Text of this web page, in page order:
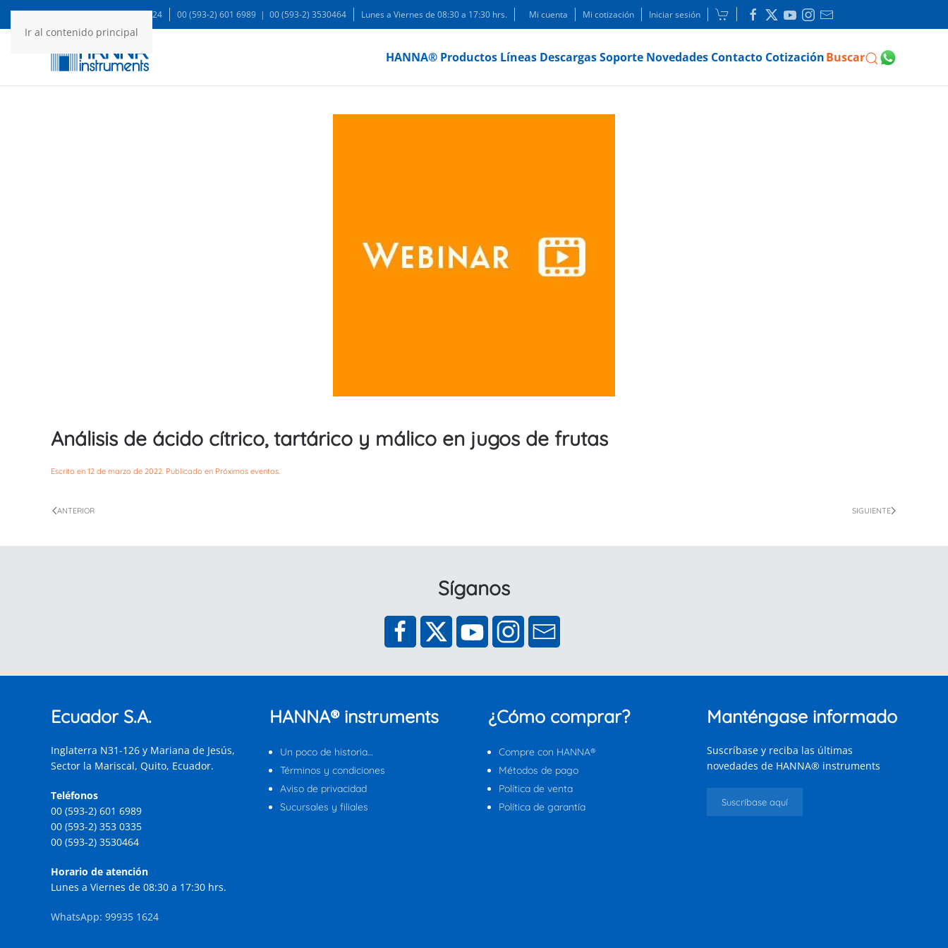
Ir al contenido principal
WA: 99935 1624 00 (593-2) 601 6989 | 00 (593-2) 3530464 Lunes a Viernes de 08:30 a 17:30 hrs. Mi cuenta Mi cotización Iniciar sesión
HANNA® Productos Líneas DescargasSoporte Novedades Contacto CotizaciónBuscar
Análisis de ácido cítrico, tartárico y málico en jugos de frutas
Escrito en 12 de marzo de 2022 . Publicado en Próximos eventos
ANTERIOR SIGUIENTE
Síganos
Ecuador S.A.
Inglaterra N31-126 y Mariana de Jesús,
Sector la Mariscal, Quito, Ecuador.
Teléfonos
00 (593-2) 601 6989
00 (593-2) 353 0335
00 (593-2) 3530464
Horario de atención
Lunes a Viernes de 08:30 a 17:30 hrs.
WhatsApp: 99935 1624
HANNA® instruments
Un poco de historia…
Términos y condiciones
Aviso de privacidad
Sucursales y filiales
¿Cómo comprar?
Compre con HANNA®
Métodos de pago
Política de venta
Política de garantía
Manténgase informado
Suscríbase y reciba las últimas
novedades de HANNA® instruments
Suscríbase aquí